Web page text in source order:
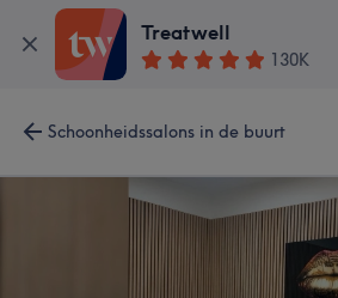
Treatwell
130K
Schoonheidssalons in de buurt